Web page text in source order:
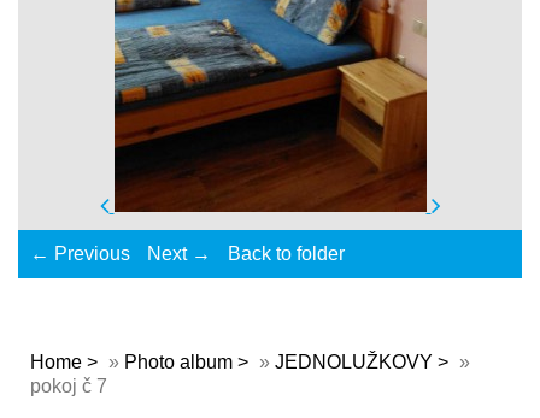
← Previous Next → Back to folder
Home » Photo album » JEDNOLUŽKOVY
»
pokoj č 7